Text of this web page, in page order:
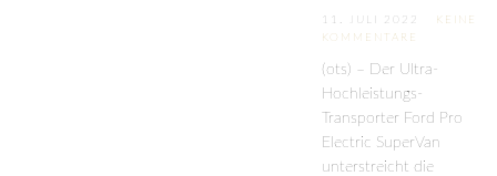
11. JULI 2022
KEINE
KOMMENTARE
(ots) – Der Ultra-
Hochleistungs-
Transporter Ford Pro
Electric SuperVan
unterstreicht die